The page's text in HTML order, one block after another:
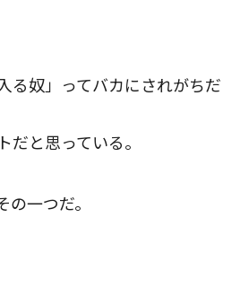
る奴」ってバカにされがちだ
だと思っている。
一つだ。